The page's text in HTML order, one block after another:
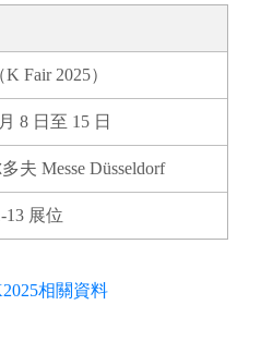
Fair 2025）
8 日至 15 日
夫 Messe Düsseldorf
13 展位
相關資料